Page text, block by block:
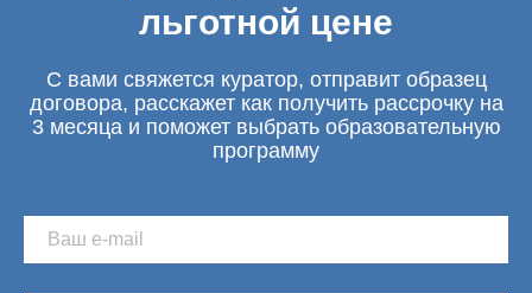
льготной цене
С вами свяжется куратор, отправит образец
договора, расскажет как получить рассрочку на
3 месяца и поможет выбрать образовательную
программу